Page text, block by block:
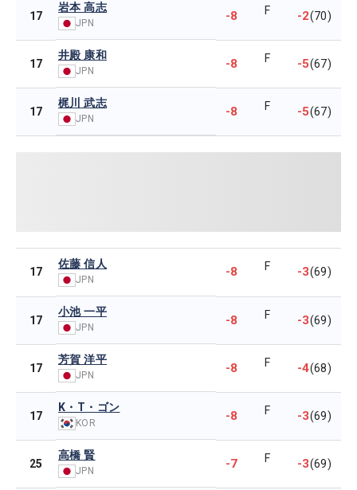
17
岩本 高志
JPN -8 F -2(70)
17
井殿 康和
JPN -8 F -5(67)
17
梶川 武志
JPN -8 F -5(67)
17
佐藤 信人
JPN
-8 F -3(69)
17
小池 一平
JPN -8 F -3(69)
17
芳賀 洋平
JPN -8 F -4(68)
17
K・T・ゴン
KOR -8 F -3(69)
25
高橋 賢
JPN -7 F -3(69)